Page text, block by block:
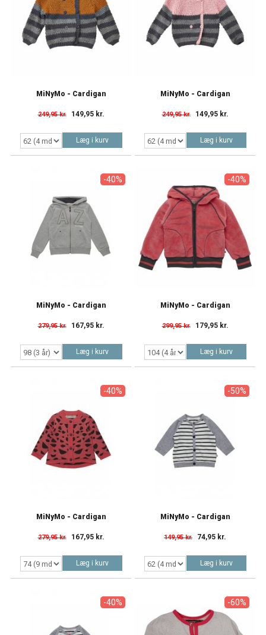
MiNyMo - Cardigan
249,95 kr. 149,95 kr.
Læg i kurv
MiNyMo - Cardigan
249,95 kr. 149,95 kr.
Læg i kurv
-40%
MiNyMo - Cardigan
279,95 kr. 167,95 kr.
Læg i kurv
-40%
MiNyMo - Cardigan
299,95 kr. 179,95 kr.
Læg i kurv
-40%
MiNyMo - Cardigan
279,95 kr. 167,95 kr.
Læg i kurv
-50%
MiNyMo - Cardigan
149,95 kr. 74,95 kr.
Læg i kurv
-40% -60%